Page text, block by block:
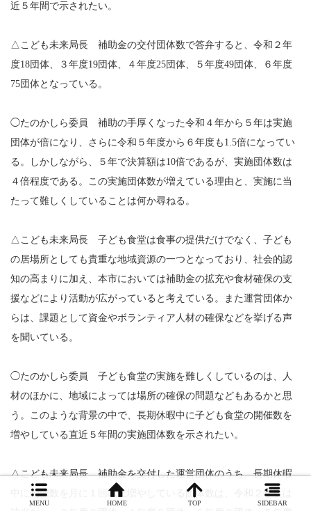
近５年間で示されたい。
△こども未来局長 補助金の交付団体数で答弁すると、令和２年
度18団体、３年度19団体、４年度25団体、５年度49団体、６年度
75団体となっている。
◯たのかしら委員 補助の手厚くなった令和４年から５年は実施
団体が倍になり、さらに令和５年度から６年度も1.5倍になってい
る。しかしながら、５年で決算額は10倍であるが、実施団体数は
４倍程度である。この実施団体数が増えている理由と、実施に当
たって難しくしていることは何か尋ねる。
△こども未来局長 子ども食堂は食事の提供だけでなく、子ども
の居場所としても貴重な地域資源の一つとなっており、社会的認
知の高まりに加え、本市においては補助金の拡充や食材確保の支
援などにより活動が広がっていると考えている。また運営団体か
らは、課題として資金やボランティア人材の確保などを挙げる声
を聞いている。
◯たのかしら委員 子ども食堂の実施を難しくしているのは、人
材のほかに、地域によっては場所の確保の問題などもあるかと思
う。このような背景の中で、長期休暇中に子ども食堂の開催数を
増やしている直近５年間の実施団体数を示されたい。
△こども未来局長 補助金を交付した運営団体のうち、長期休暇
中に開催数を月に１回以上増やしている団体数は、令和２年度は
MENU HOME TOP SIDEBAR